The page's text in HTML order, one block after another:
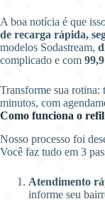
A boa notícia é que
de recarga rápida,
modelos Sodastream,
complicado e com
Transforme sua
minutos, com
Como funciona o
Nosso processo foi
Você faz tudo em 3
Atendimento
informe seu